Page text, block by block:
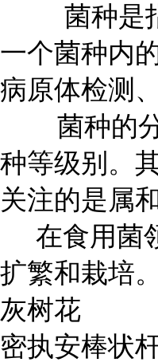
菌种是指
一个菌种内
病原体检测
菌种的分
种等级别。
关注的是属
在食用菌
扩繁和栽培
灰树花
密执安棒状